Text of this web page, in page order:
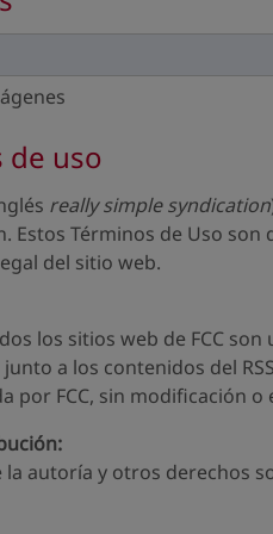
de uso
really simple syndication
Estos Términos de Uso
del sitio web.
los sitios web de FCC
a los contenidos del
por FCC, sin modificación
la autoría y otros derechos